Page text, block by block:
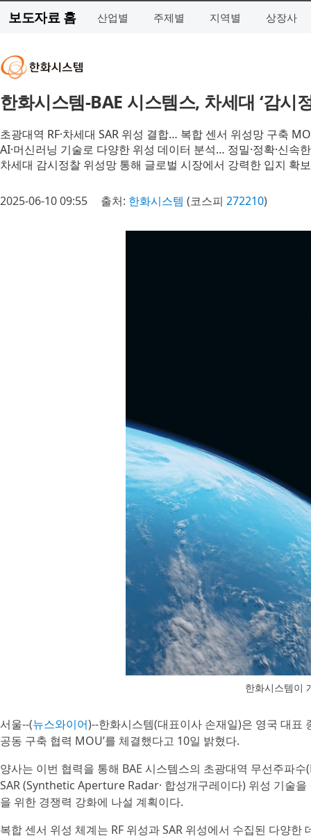
보도자료 홈 산업별 주제별 지역별 상장사
한화시스템-BAE 시스템스, 차세대 ‘감시
초광대역 RF·차세대 SAR 위성 결합… 복합 센서 위성망 구축
AI·머신러닝 기술로 다양한 위성 데이터 분석… 정밀·정확·신속
차세대 감시정찰 위성망 통해 글로벌 시장에서 강력한 입지 확
2025-06-10 09:55 출처: 한화시스템 (코스피 272210)
한화시스템이
서울--(뉴스와이어)--한화시스템(대표이사 손재일)은 영국 대표
공동 구축 협력 MOU’를 체결했다고 10일 밝혔다.
양사는 이번 협력을 통해 BAE 시스템스의 초광대역 무선주파
SAR (Synthetic Aperture Radar· 합성개구레이다) 위성 기술
을 위한 경쟁력 강화에 나설 계획이다.
복합 센서 위성 체계는 RF 위성과 SAR 위성에서 수집된 다양